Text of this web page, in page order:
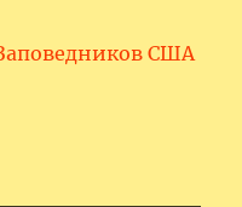
США